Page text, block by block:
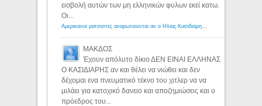
εισβολή αυτών των μη ελληνικών φυλων εκεί κατω.
Οι...
ΜΑΚΔΟΣ
Έχουν απόλυτο δίκιο ΔΕΝ ΕΙΝΑΙ ΕΛΛΗΝΑΣ
Ο ΚΑΣΙΔΙΑΡΗΣ αν και θέλει να νιώθει και δεν
δέχομαι ενα πνευματικό τέκνο του χιτλερ να να
μιλάει για κατοχικό δανειο και αποζημιώσεις και ο
πρόεδρος του...